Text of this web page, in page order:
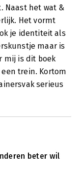
Naast het wat &
Het vormt
je identiteit als
maar is
mij is dit boek
trein. Kortom
serieus
beter wil